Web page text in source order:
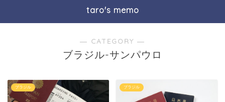
taro's memo
― CATEGORY ―
ブラジル-サンパウロ
ブラジル ブラジル